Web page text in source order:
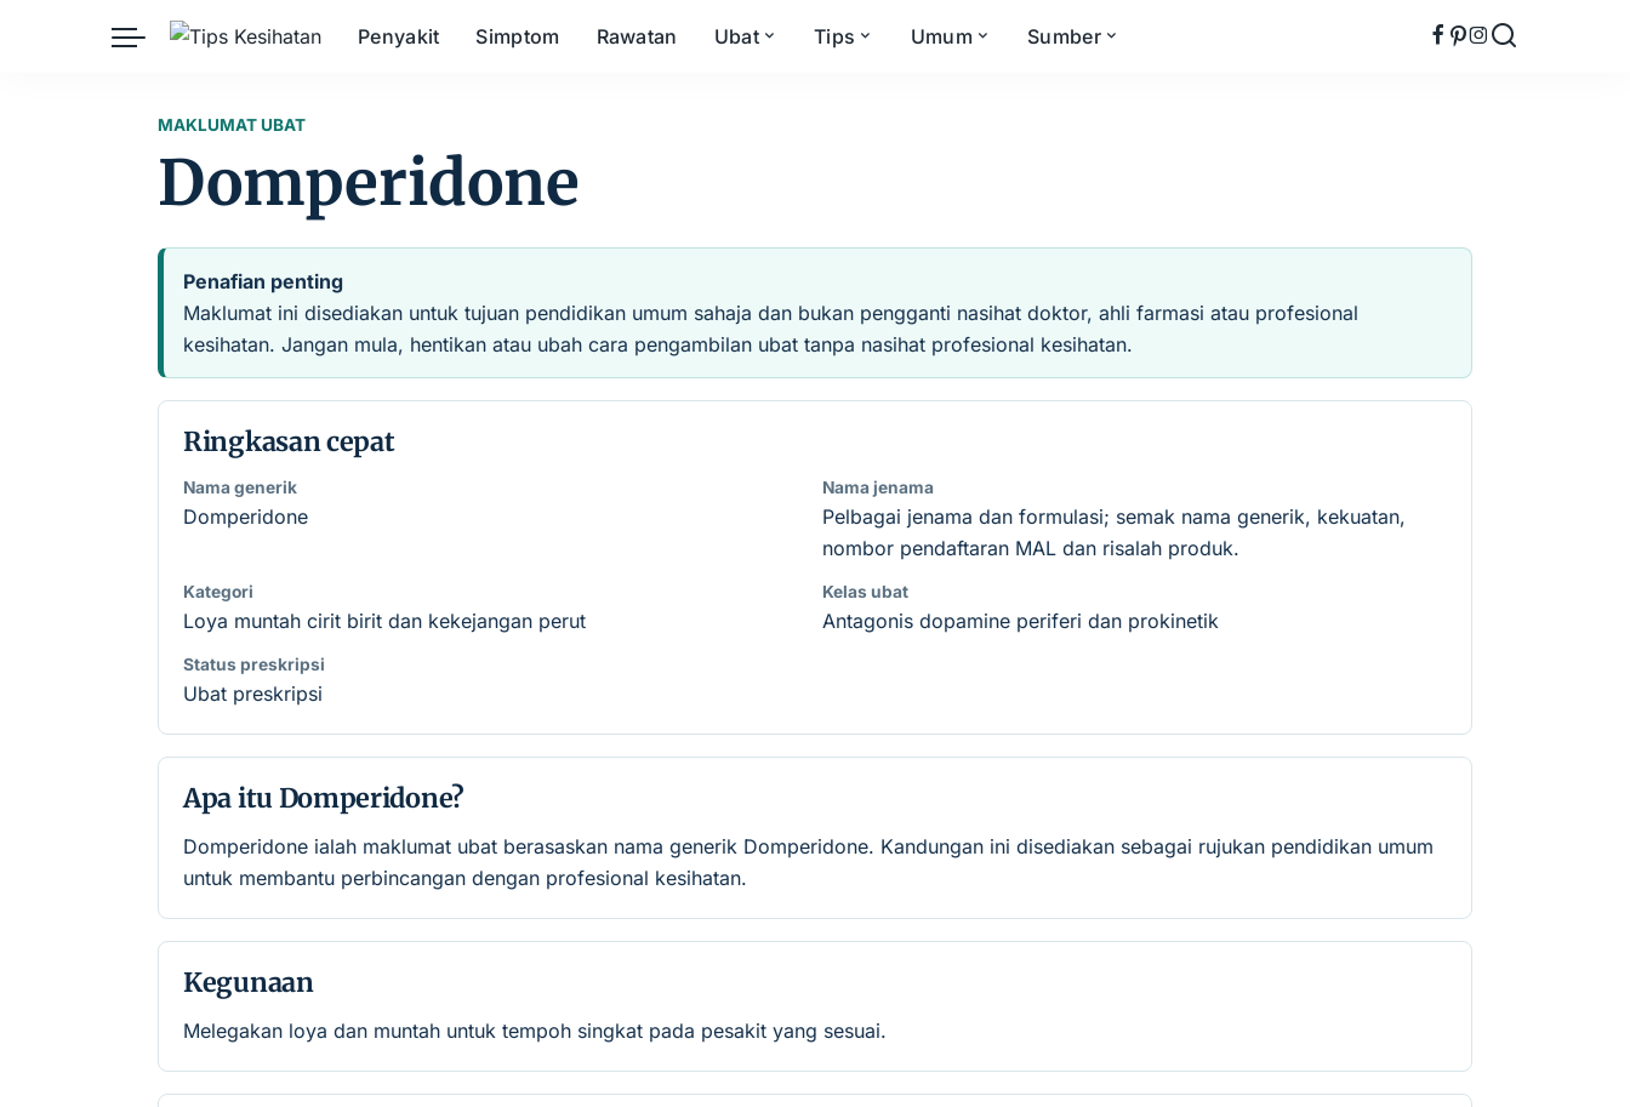
Penyakit Simptom Rawatan Ubat
Herba
Tips
Keibubapaan
Kehamilan
Kesihatan Mental
Nutrisi
Umum
Kesihatan Awam
Kesihatan Digital
Sains Sukan
Sumber
MAKLUMAT UBAT
Domperidone
Penafian penting
Maklumat ini disediakan untuk tujuan pendidikan umum sahaja dan bukan pengganti nasihat doktor, ahli farmasi atau profesional
kesihatan. Jangan mula, hentikan atau ubah cara pengambilan ubat tanpa nasihat profesional kesihatan.
Ringkasan cepat
Nama generik
Domperidone
Nama jenama
Pelbagai jenama dan formulasi; semak nama generik, kekuatan,
nombor pendaftaran MAL dan risalah produk.
Kategori
Loya muntah cirit birit dan kekejangan perut
Kelas ubat
Antagonis dopamine periferi dan prokinetik
Status preskripsi
Ubat preskripsi
Apa itu Domperidone?
Domperidone ialah maklumat ubat berasaskan nama generik Domperidone. Kandungan ini disediakan sebagai rujukan pendidikan umum
untuk membantu perbincangan dengan profesional kesihatan.
Kegunaan
Melegakan loya dan muntah untuk tempoh singkat pada pesakit yang sesuai.